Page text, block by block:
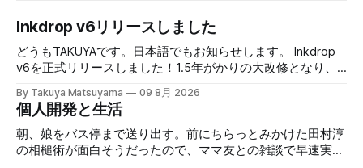
Inkdrop v6リリースしました
どうもTAKUYAです。日本語でもお知らせします。 Inkdrop
v6を正式リリースしました！1.5年がかりの大改修となり、
Markdownエディタや、最近のエージェント型コーディング
ワークフローに最適化された新しいAI連携機能など、根本か
ら作り直した改善が盛りだくさんです。それでいて、気が散
らないシンプルでクリーンなUXはそのまま維持していま
By Takuya Matsuyama 09 8月 2026
個人開発と生活
朝、娘をバス停まで送り出す。前にちらっとみかけた田村淳
の相槌術が面白そうだったので、ママ友との雑談で早速実践